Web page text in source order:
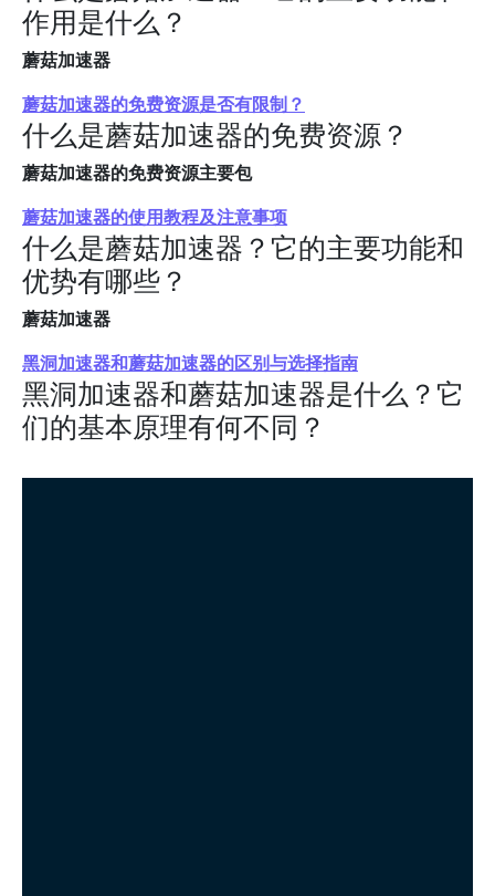
作用是什么？
蘑菇加速器
蘑菇加速器的免费资源是否有限制？
什么是蘑菇加速器的免费资源？
蘑菇加速器的免费资源主要包
蘑菇加速器的使用教程及注意事项
什么是蘑菇加速器？它的主要功能和
优势有哪些？
蘑菇加速器
黑洞加速器和蘑菇加速器的区别与选择指南
黑洞加速器和蘑菇加速器是什么？它
们的基本原理有何不同？